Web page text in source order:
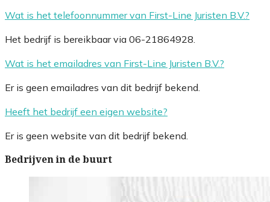
Wat is het telefoonnummer van First-Line Juristen B.V.?
Het bedrijf is bereikbaar via 06-21864928.
Wat is het emailadres van First-Line Juristen B.V.?
Er is geen emailadres van dit bedrijf bekend.
Heeft het bedrijf een eigen website?
Er is geen website van dit bedrijf bekend.
Bedrijven in de buurt